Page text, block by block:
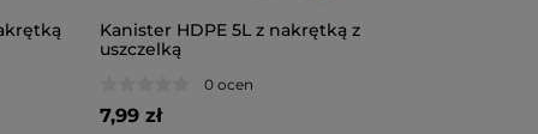
Kanister HDPE 5L z nakrętką z
uszczelką
0 ocen
7,99 zł